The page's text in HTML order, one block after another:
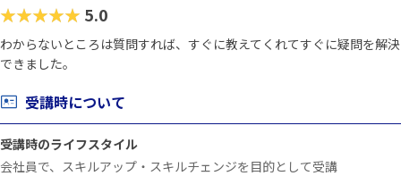
★★★★★ 5.0
わからないところは質問すれば、すぐに教えてくれてすぐに疑問を解決
できました。
受講時について
受講時のライフスタイル
会社員で、スキルアップ・スキルチェンジを目的として受講